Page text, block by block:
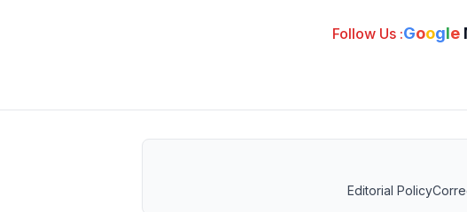
Follow Us :Google
Editorial Policy